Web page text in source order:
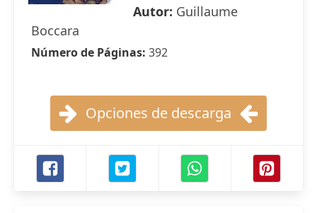
Autor: Guillaume
Boccara
Número de Páginas: 392
Opciones de descarga